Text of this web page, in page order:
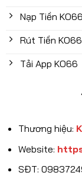
Nạp Tiền KO66
Rút Tiền KO66
Tải App KO66
Thương hiệu:
Website:
SĐT: